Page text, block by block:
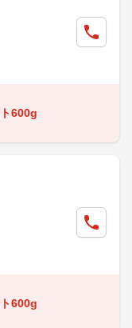
600g
600g